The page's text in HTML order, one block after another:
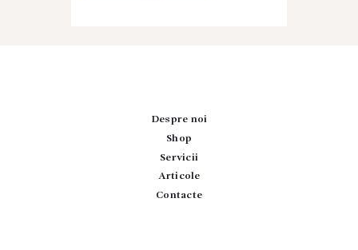
Despre noi
Shop
Servicii
Articole
Contacte